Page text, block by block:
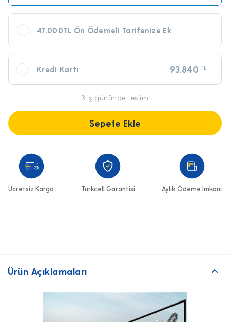
47.000TL Ön Ödemeli Tarifenize Ek
5.127,50
Kredi Kartı 93.840 TL
3 iş gününde teslim
Sepete Ekle
Ücretsiz Kargo Turkcell Garantisi Aylık Ödeme İmkanı
Ürün Açıklamaları